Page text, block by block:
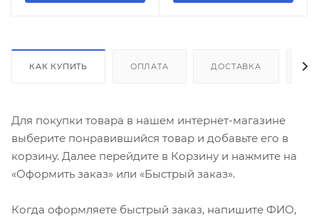
КАК КУПИТЬ ОПЛАТА ДОСТАВКА
Для покупки товара в нашем интернет-магазине
выберите понравившийся товар и добавьте его в
корзину. Далее перейдите в Корзину и нажмите на
«Оформить заказ» или «Быстрый заказ».
Когда оформляете быстрый заказ, напишите ФИО,